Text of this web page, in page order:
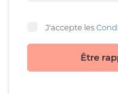
J'accepte les
Être